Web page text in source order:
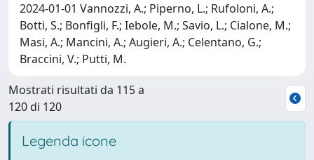
2024-01-01 Vannozzi, A.; Piperno, L.; Rufoloni, A.;
Botti, S.; Bonfigli, F.; Iebole, M.; Savio, L.; Cialone, M.;
Masi, A.; Mancini, A.; Augieri, A.; Celentano, G.;
Braccini, V.; Putti, M.
Mostrati risultati da 115 a
120 di 120
Legenda icone